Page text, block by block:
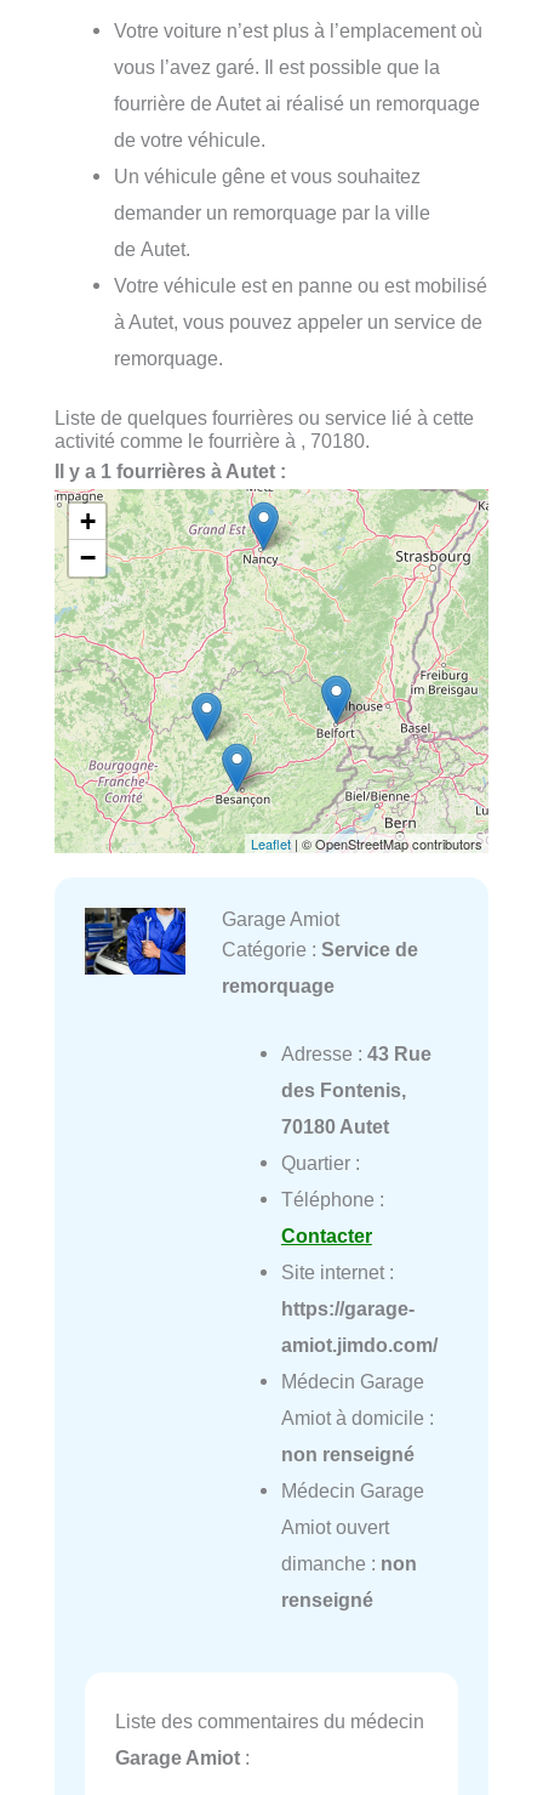
Votre voiture n’est plus à l’emplacement où
vous l’avez garé. Il est possible que la
fourrière de Autet ai réalisé un remorquage
de votre véhicule.
Un véhicule gêne et vous souhaitez
demander un remorquage par la ville
de Autet.
Votre véhicule est en panne ou est mobilisé
à Autet, vous pouvez appeler un service de
remorquage.
Liste de quelques fourrières ou service lié à cette
activité comme le fourrière à , 70180.
Il y a 1 fourrières à Autet :
+
−
Leaflet | © OpenStreetMap contributors
Garage Amiot
Catégorie : Service de
remorquage
Adresse : 43 Rue
des Fontenis,
70180 Autet
Quartier :
Téléphone :
Contacter
Site internet :
https://garage-
amiot.jimdo.com/
Médecin Garage
Amiot à domicile :
non renseigné
Médecin Garage
Amiot ouvert
dimanche : non
renseigné
Liste des commentaires du médecin
Garage Amiot :